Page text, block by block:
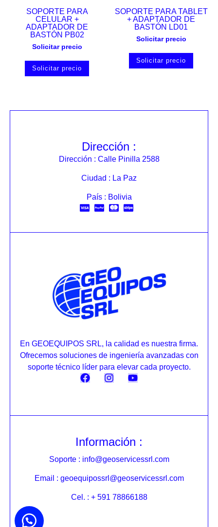
SOPORTE PARA
CELULAR +
ADAPTADOR DE
BASTÓN PB02
Solicitar precio
Solicitar precio
SOPORTE PARA TABLET
+ ADAPTADOR DE
BASTÓN LD01
Solicitar precio
Solicitar precio
Dirección :
Dirección : Calle Pinilla 2588
Ciudad : La Paz
País : Bolivia
En GEOEQUIPOS SRL, la calidad es nuestra firma.
Ofrecemos soluciones de ingeniería avanzadas con
soporte técnico líder para elevar cada proyecto.
Información :
Soporte : info@geoservicessrl.com
Email : geoequipossrl@geoservicessrl.com
Cel. : + 591 78866188